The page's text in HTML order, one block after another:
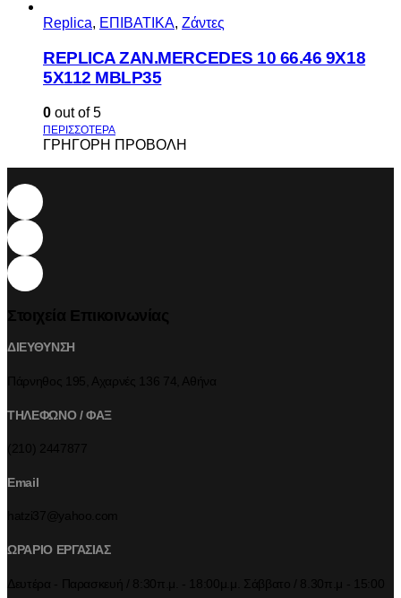
Replica, ΕΠΙΒΑΤΙΚΑ, Ζάντες
REPLICA ZAN.MERCEDES 10 66.46 9X18
5X112 MBLP35
0 out of 5
ΓΡΗΓΟΡΗ ΠΡΟΒΟΛΗ
ΔΙΕΥΘΥΝΣΗ
ΤΗΛΕΦΩΝΟ / ΦΑΞ
Email
ΩΡΑΡΙΟ ΕΡΓΑΣΙΑΣ